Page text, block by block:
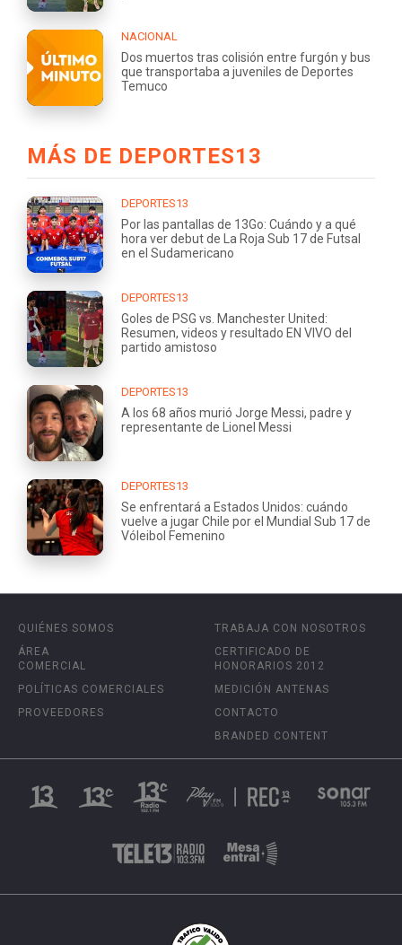
NACIONAL
Dos muertos tras colisión entre furgón y bus
que transportaba a juveniles de Deportes
Temuco
MÁS DE DEPORTES13
DEPORTES13
Por las pantallas de 13Go: Cuándo y a qué
hora ver debut de La Roja Sub 17 de Futsal
en el Sudamericano
DEPORTES13
Goles de PSG vs. Manchester United:
Resumen, videos y resultado EN VIVO del
partido amistoso
DEPORTES13
A los 68 años murió Jorge Messi, padre y
representante de Lionel Messi
DEPORTES13
Se enfrentará a Estados Unidos: cuándo
vuelve a jugar Chile por el Mundial Sub 17 de
Vóleibol Femenino
QUIÉNES SOMOS
ÁREA
COMERCIAL
POLÍTICAS COMERCIALES
PROVEEDORES
TRABAJA CON NOSOTROS
CERTIFICADO DE
HONORARIOS 2012
MEDICIÓN ANTENAS
CONTACTO
BRANDED CONTENT